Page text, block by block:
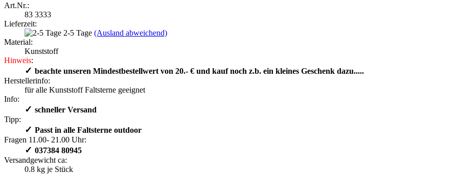
Art.Nr.:
83 3333
Lieferzeit:
2-5 Tage (Ausland abweichend)
Material:
Kunststoff
Hinweis:
✓ ​ beachte unseren Mindestbestellwert von 20.- € und kauf noch z.b. ein kleines Geschenk dazu.....
Herstellerinfo:
für alle Kunststoff Faltsterne geeignet
Info:
✓ schneller Versand
Tipp:
✓ ​ Passt in alle Faltsterne outdoor
Fragen 11.00- 21.00 Uhr:
✓ ​ 037384 80945
Versandgewicht ca:
0.8 kg je Stück